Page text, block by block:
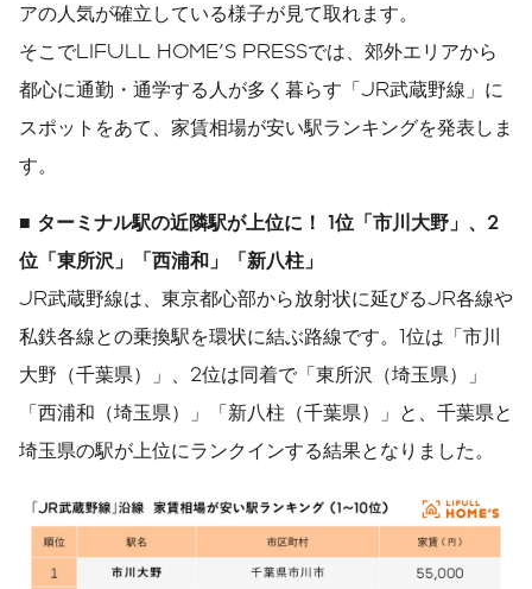
アの人気が確立している様子が見て取れます。
そこでLIFULL HOME'S PRESSでは、郊外エリアから
都心に通勤・通学する人が多く暮らす「JR武蔵野線」に
スポットをあて、家賃相場が安い駅ランキングを発表しま
す。
■ ターミナル駅の近隣駅が上位に！ 1位「市川大野」、 2
位「東所沢」「西浦和」「新八柱」
JR武蔵野線は、東京都心部から放射状に延びるJR各線や
私鉄各線との乗換駅を環状に結ぶ路線です。1位は「市川
大野（千葉県）」、2位は同着で「東所沢（埼玉県）」
「西浦和（埼玉県）」「新八柱（千葉県）」と、千葉県と
埼玉県の駅が上位にランクインする結果となりました。